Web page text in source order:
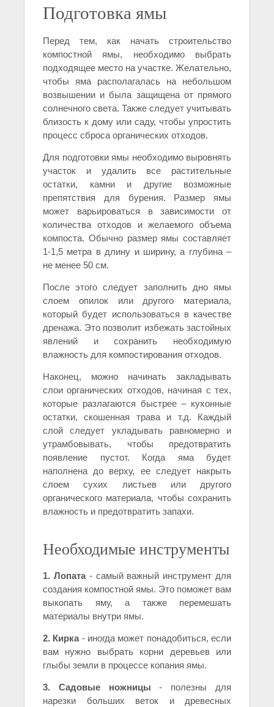
Подготовка ямы
Перед тем, как начать строительство
компостной ямы, необходимо выбрать
подходящее место на участке. Желательно,
чтобы яма располагалась на небольшом
возвышении и была защищена от прямого
солнечного света. Также следует учитывать
близость к дому или саду, чтобы упростить
процесс сброса органических отходов.
Для подготовки ямы необходимо выровнять
участок и удалить все растительные
остатки, камни и другие возможные
препятствия для бурения. Размер ямы
может варьироваться в зависимости от
количества отходов и желаемого объема
компоста. Обычно размер ямы составляет
1-1,5 метра в длину и ширину, а глубина –
не менее 50 см.
После этого следует заполнить дно ямы
слоем опилок или другого материала,
который будет использоваться в качестве
дренажа. Это позволит избежать застойных
явлений и сохранить необходимую
влажность для компостирования отходов.
Наконец, можно начинать закладывать
слои органических отходов, начиная с тех,
которые разлагаются быстрее – кухонные
остатки, скошенная трава и т.д. Каждый
слой следует укладывать равномерно и
утрамбовывать, чтобы предотвратить
появление пустот. Когда яма будет
наполнена до верху, ее следует накрыть
слоем сухих листьев или другого
органического материала, чтобы сохранить
влажность и предотвратить запахи.
Необходимые инструменты
1. Лопата- самый важный инструмент для
создания компостной ямы. Это поможет вам
выкопать яму, а также перемешать
материалы внутри ямы.
2. Кирка- иногда может понадобиться, если
вам нужно выбрать корни деревьев или
глыбы земли в процессе копания ямы.
3. Садовые ножницы - полезны для
нарезки больших веток и древесных